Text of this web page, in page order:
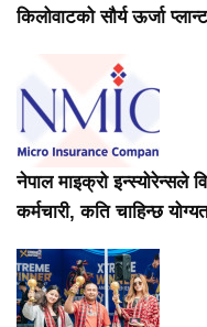
किलोवाटको सौर्य ऊर्जा प्लान्ट
नेपाल माइक्रो इन्स्योरेन्सले
कर्मचारी, कति चाहिन्छ